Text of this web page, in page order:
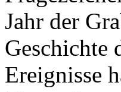
Jahr der
Geschichte
Ereignisse